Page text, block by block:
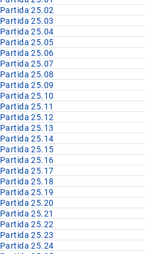
Partida 25.02
Partida 25.03
Partida 25.04
Partida 25.05
Partida 25.06
Partida 25.07
Partida 25.08
Partida 25.09
Partida 25.10
Partida 25.11
Partida 25.12
Partida 25.13
Partida 25.14
Partida 25.15
Partida 25.16
Partida 25.17
Partida 25.18
Partida 25.19
Partida 25.20
Partida 25.21
Partida 25.22
Partida 25.23
Partida 25.24